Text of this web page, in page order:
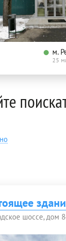
м.
25
шоссе, дом